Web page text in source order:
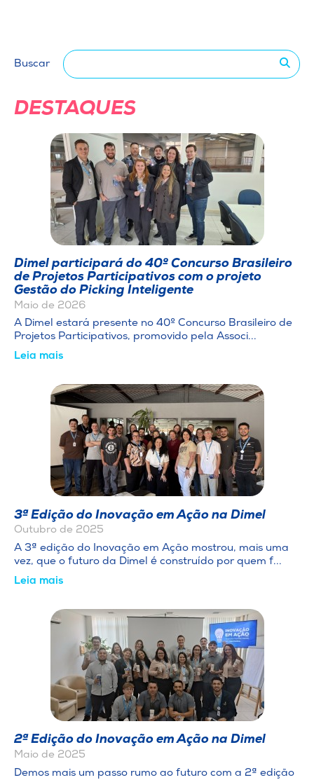
Buscar
DESTAQUES
Dimel participará do 40º Concurso Brasileiro
de Projetos Participativos com o projeto
Gestão do Picking Inteligente
Maio de 2026
A Dimel estará presente no 40º Concurso Brasileiro de
Projetos Participativos, promovido pela Associ...
Leia mais
3ª Edição do Inovação em Ação na Dimel
Outubro de 2025
A 3ª edição do Inovação em Ação mostrou, mais uma
vez, que o futuro da Dimel é construído por quem f...
Leia mais
2ª Edição do Inovação em Ação na Dimel
Maio de 2025
Demos mais um passo rumo ao futuro com a 2ª edição